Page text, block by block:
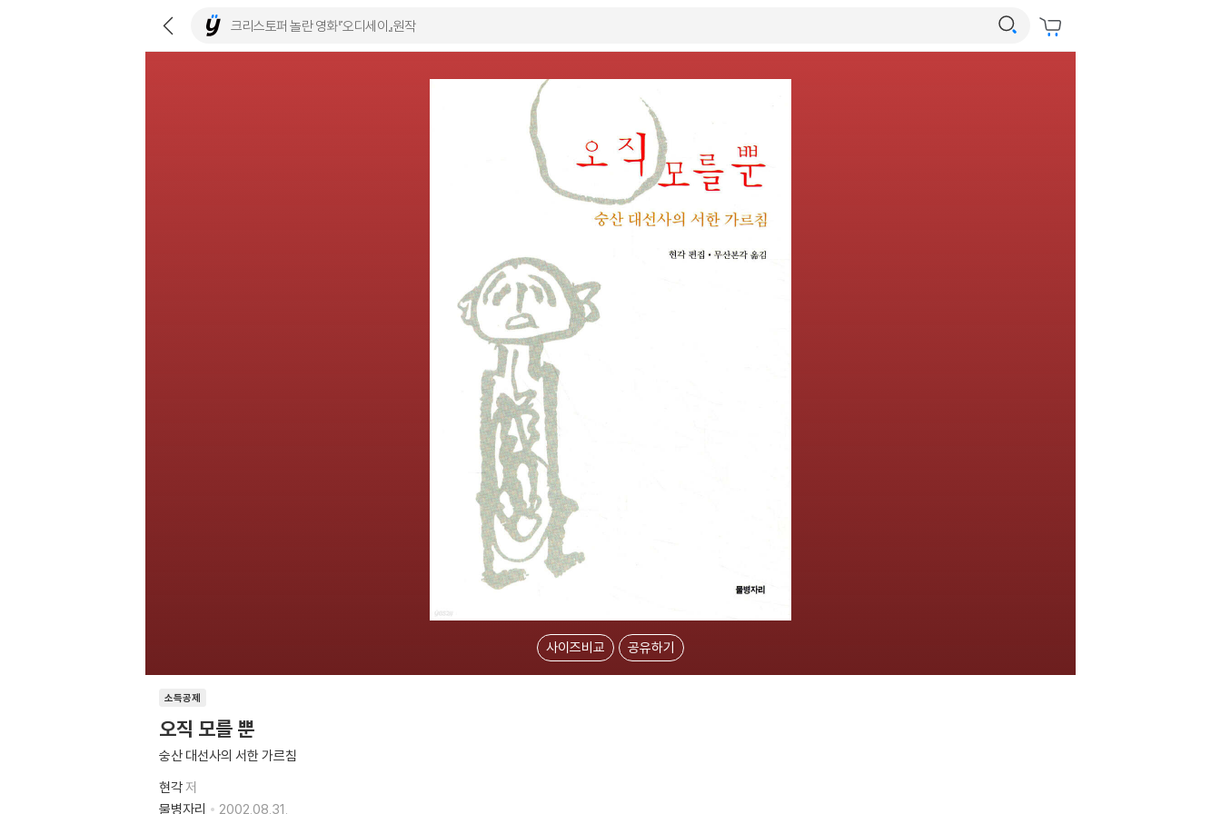
사이즈비교 공유하기
소득공제
오직 모를 뿐
숭산 대선사의 서한 가르침
현각저
물병자리
2002.08.31.